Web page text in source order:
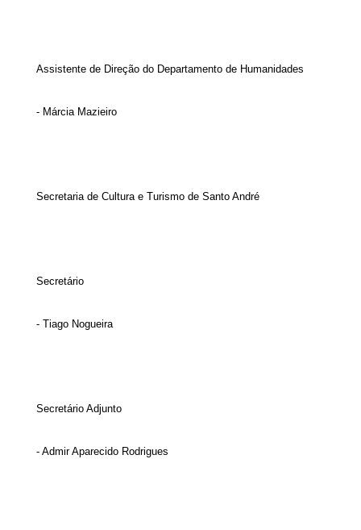
Assistente de Direção do Departamento de Humanidades
- Márcia Mazieiro
Secretaria de Cultura e Turismo de Santo André
Secretário
- Tiago Nogueira
Secretário Adjunto
- Admir Aparecido Rodrigues